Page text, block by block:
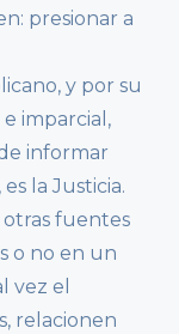
presionar a
y por su
imparcial,
informar
la Justicia.
otras fuentes
o no en un
vez el
relacionen